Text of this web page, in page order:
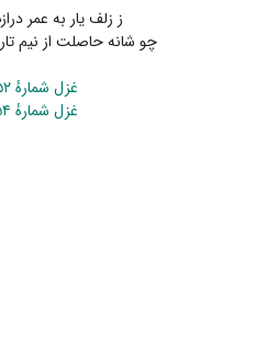
ز زلف یار به عمر
چو شانه حاصلت از نیم
غزل شمارهٔ ۳۵۲
غزل شمارهٔ ۳۵۴